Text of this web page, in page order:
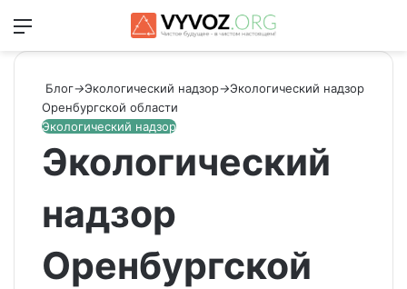
Меню
Блог→Экологический надзор→Экологический надзор
Оренбургской области
Экологический надзор
Экологический
надзор
Оренбургской